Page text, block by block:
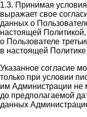
1.3. Принимая
выражает свое
данных о
настоящей
о Пользователе
в настоящей Политике.
Указанное согласие
только при условии
им Администрации не
до предполагаемой
данных